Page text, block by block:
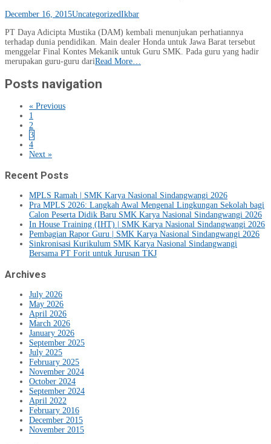
December 16, 2015UncategorizedIkbar
PT Daya Adicipta Mustika (DAM) kembali menunjukan perhatiannya
terhadap dunia pendidikan. Main dealer Honda untuk Jawa Barat tersebut
menggelar Final Kontes Mekanik untuk Guru SMK. Pada guru yang hadir
merupakan guru-guru dariRead More…
Posts navigation
« Previous
1
2
3
4
Next »
Recent Posts
MPLS Ramah | SMK Karya Nasional Sindangwangi 2026
Pra MPLS 2026: Langkah Awal Mengenal Lingkungan Sekolah bagi
Calon Peserta Didik Baru SMK Karya Nasional Sindangwangi 2026
In House Training (IHT) | SMK Karya Nasional Sindangwangi 2026
Pembagian Rapor Guru | SMK Karya Nasional Sindangwangi 2026
Sinkronisasi Kurikulum SMK Karya Nasional Sindangwangi
Bersama PT Forit untuk Jurusan TKJ
Archives
July 2026
May 2026
April 2026
March 2026
January 2026
September 2025
July 2025
February 2025
November 2024
October 2024
September 2024
April 2022
February 2016
December 2015
November 2015